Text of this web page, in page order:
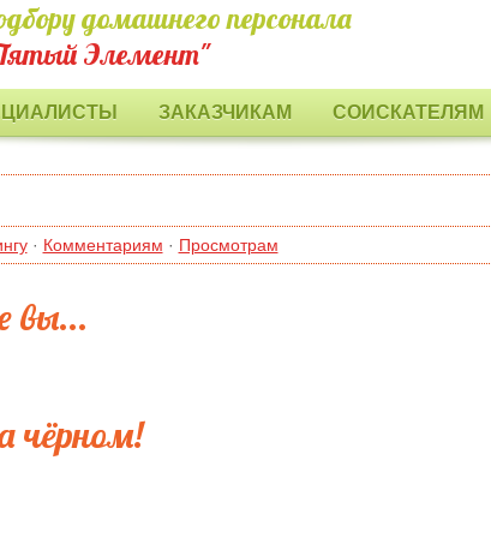
домашнего персонала
Элемент"
ЗАКАЗЧИКАМ СОИСКАТЕЛЯМ
· Комментариям · Просмотрам
вы...
чёрном!